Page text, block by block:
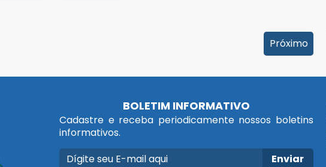
Próximo
BOLETIM INFORMATIVO
Cadastre e receba periodicamente nossos boletins
informativos.
Enviar